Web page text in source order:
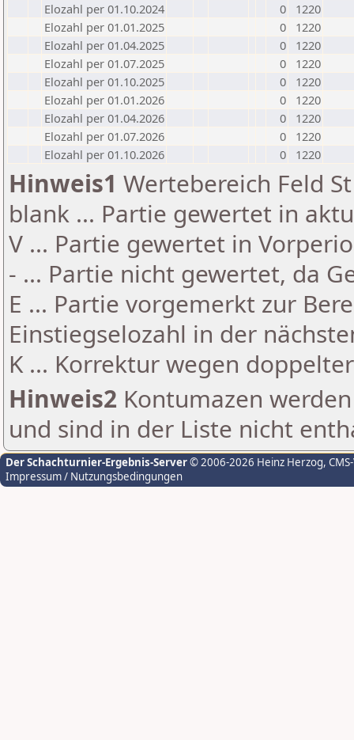
Elozahl per 01.10.2024
0
1220
Elozahl per 01.01.2025
0
1220
Elozahl per 01.04.2025
0
1220
Elozahl per 01.07.2025
0
1220
Elozahl per 01.10.2025
0
1220
Elozahl per 01.01.2026
0
1220
Elozahl per 01.04.2026
0
1220
Elozahl per 01.07.2026
0
1220
Elozahl per 01.10.2026
0 1220
Hinweis1 Wertebereich Feld
blank ... Partie gewertet in
V ... Partie gewertet in
- ... Partie nicht gewertet, da
E ... Partie vorgemerkt zur
Einstiegselozahl in der
K ... Korrektur wegen
Hinweis2 Kontumazen
und sind in der Liste nicht
Der Schachturnier-Ergebnis-Server© 2006-2026 Heinz Herzog,
Impressum / Nutzungsbedingungen